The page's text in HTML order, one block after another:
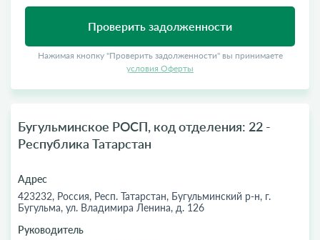
Проверить задолженности
Нажимая кнопку "Проверить задолженности" вы принимаете
условия Оферты
Бугульминское РОСП, код отделения: 22 -
Республика Татарстан
Адрес
423232, Россия, Респ. Татарстан, Бугульминский р-н, г.
Бугульма, ул. Владимира Ленина, д. 126
Руководитель